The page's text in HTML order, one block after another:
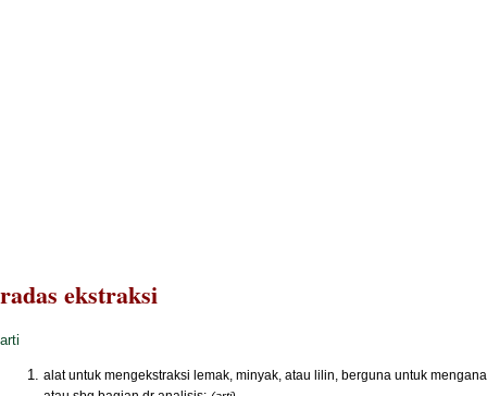
radas ekstraksi
arti
alat untuk mengekstraksi lemak, minyak, atau lilin, berguna untuk